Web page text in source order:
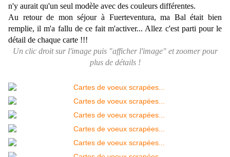
n'y aurait qu'un seul modèle avec des couleurs différentes.
Au retour de mon séjour à Fuerteventura, ma Bal était bien
remplie, il m'a fallu de ce fait m'activer... Allez c'est parti pour le
détail de chaque carte !!!
Un clic droit sur l'image puis "afficher l'image" et zoomer pour
plus de détails !